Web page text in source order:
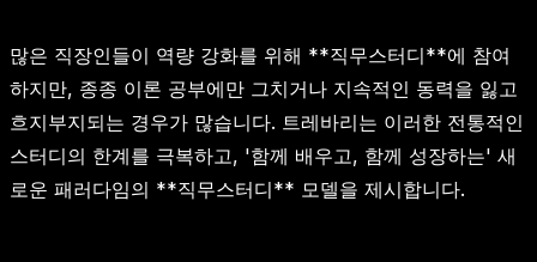
많은 직장인들이 역량 강화를 위해 **직무스터디**에 참여
하지만, 종종 이론 공부에만 그치거나 지속적인 동력을 잃고
흐지부지되는 경우가 많습니다. 트레바리는 이러한 전통적인
스터디의 한계를 극복하고, '함께 배우고, 함께 성장하는' 새
로운 패러다임의 **직무스터디** 모델을 제시합니다.